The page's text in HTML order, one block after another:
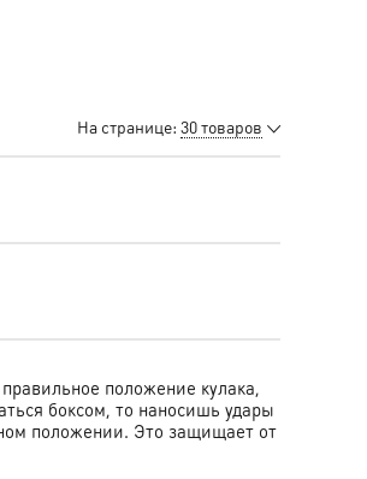
На странице: 30 товаров
положение кулака,
боксом, то наносишь удары
положении. Это защищает от